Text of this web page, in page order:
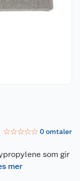
☆☆☆☆☆ 0omtaler
som gir
mer